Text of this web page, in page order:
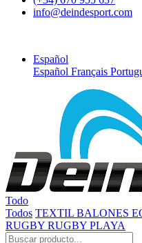
info@deindesport.com
Español
Español Français
Todo
Todos TEXTIL BALONES
RUGBY RUGBY PLAYA